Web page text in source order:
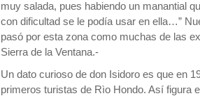
muy salada, pues habiendo un manantial
con dificultad se le podía usar en ella…”
pasó por esta zona como muchas de las
Sierra de la Ventana.-
Un dato curioso de don Isidoro es que en
primeros turistas de Rìo Hondo. Así figura